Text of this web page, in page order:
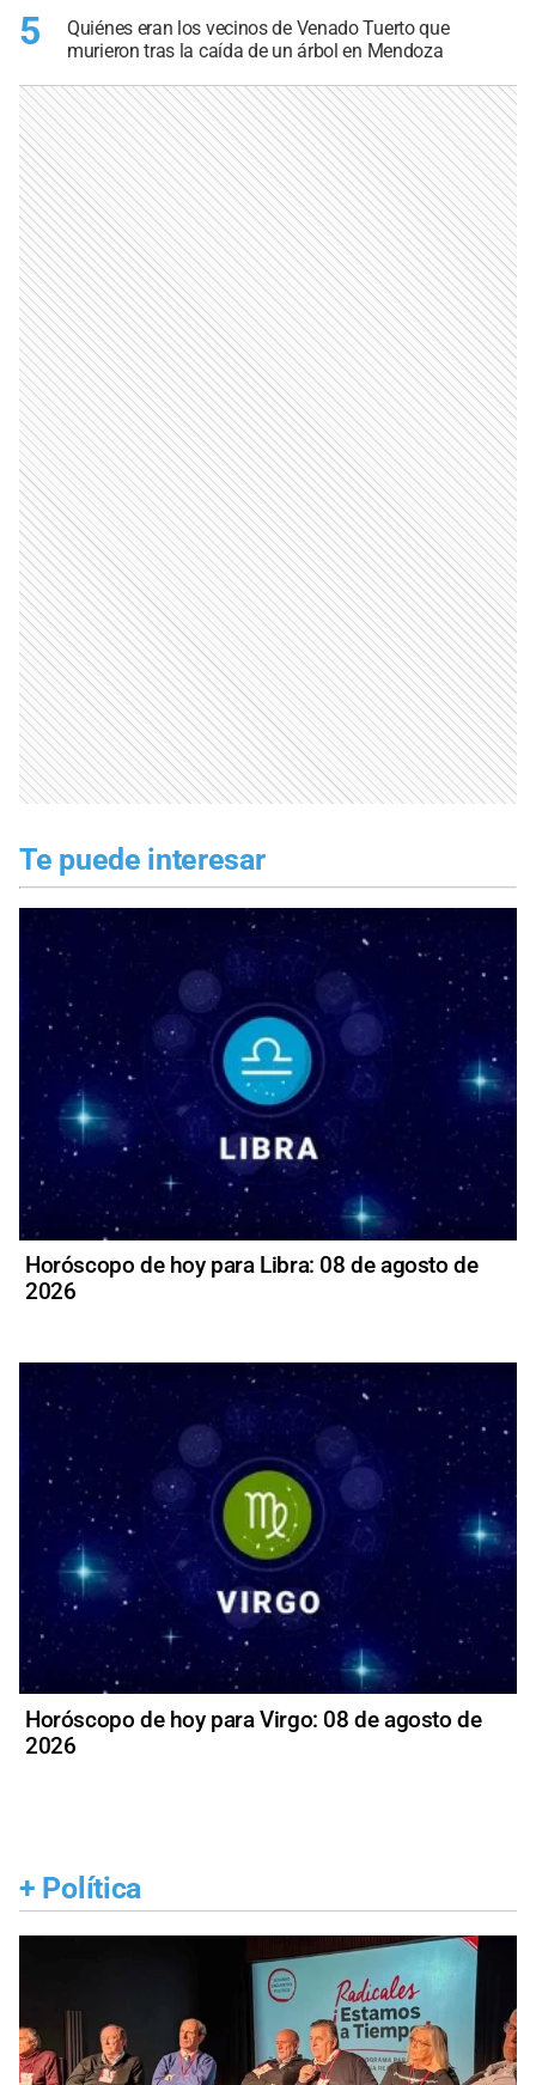
5
Quiénes eran los vecinos de Venado Tuerto que
murieron tras la caída de un árbol en Mendoza
Te puede interesar
Horóscopo de hoy para Libra: 08 de agosto de
2026
Horóscopo de hoy para Virgo: 08 de agosto de
2026
+ Política